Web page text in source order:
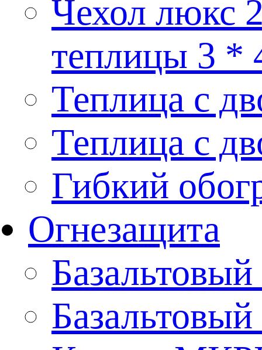
Чехол люкс
теплицы 3 *
Теплица с
Теплица с
Гибкий
Огнезащита